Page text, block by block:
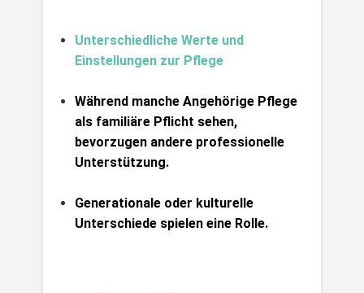
Unterschiedliche Werte und
Einstellungen zur Pflege
Während manche Angehörige Pflege
als familiäre Pflicht sehen,
bevorzugen andere professionelle
Unterstützung.
Generationale oder kulturelle
Unterschiede spielen eine Rolle.